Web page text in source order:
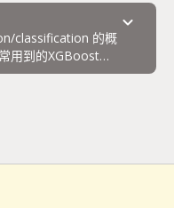
classification 的概
用到的XGBoost方
expand_more